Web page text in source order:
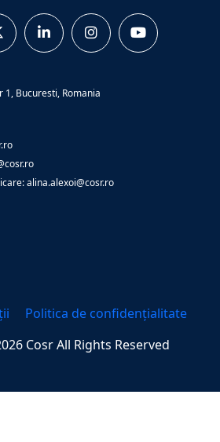
1, Bucuresti, Romania
alina.alexoi@cosr.ro
Politica de confidențialitate
CosrAll Rights Reserved